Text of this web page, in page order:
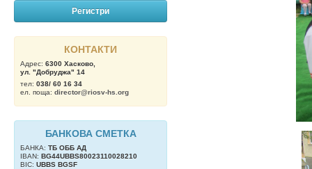
Регистри
КОНТАКТИ
Адрес: 6300 Хасково,
ул. "Добруджа" 14
тел: 038/ 60 16 34
ел. поща: director@riosv-hs.org
БАНКОВА СМЕТКА
БАНКА: ТБ OББ АД
IBAN: BG44UBBS80023110028210
BIC: UBBS BGSF